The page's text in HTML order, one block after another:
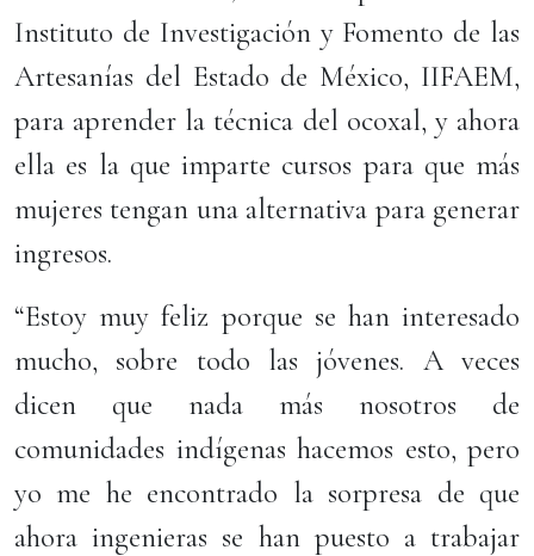
Instituto de Investigación y Fomento de las
Artesanías del Estado de México, IIFAEM,
para aprender la técnica del ocoxal, y ahora
ella es la que imparte cursos para que más
mujeres tengan una alternativa para generar
ingresos.
“Estoy muy feliz porque se han interesado
mucho, sobre todo las jóvenes. A veces
dicen que nada más nosotros de
comunidades indígenas hacemos esto, pero
yo me he encontrado la sorpresa de que
ahora ingenieras se han puesto a trabajar